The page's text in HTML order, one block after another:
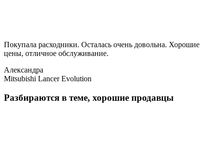
Покупала расходники. Осталась очень довольна. Хорошие
цены, отличное обслуживание.
Александра
Mitsubishi Lancer Evolution
Разбираются в теме, хорошие продавцы